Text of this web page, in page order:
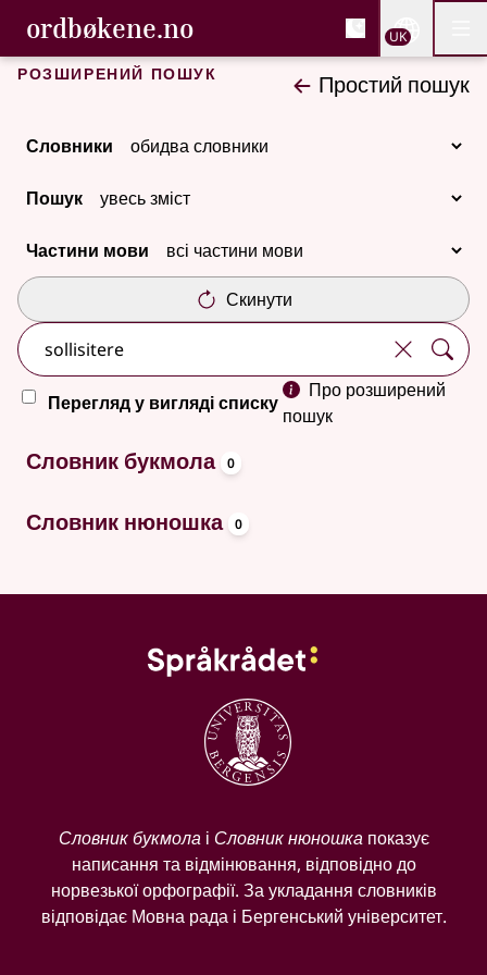
Перейти до основного вмісту
Доступність
ordbøkene.no, Cловник букмола та
Cловник букмола та Словник нюношка
UK
Розширений пошук Простий пошук
Словники
Пошук
Частини мови
Скинути
Перегляд у вигляді списку
Про розширений
пошук
Немає результатів
Словник букмола 0
Словник нюношка 0
Словник букмолаі Словник нюношкапоказує
написання та відмінювання, відповідно до
норвезької орфографії. За укладання словників
відповідає Мовна рада і Бергенський університет.